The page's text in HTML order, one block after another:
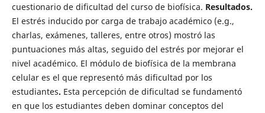
cuestionario de dificultad del curso de biofísica. Resultados.
El estrés inducido por carga de trabajo académico (e.g.,
charlas, exámenes, talleres, entre otros) mostró las
puntuaciones más altas, seguido del estrés por mejorar el
nivel académico. El módulo de biofísica de la membrana
celular es el que representó más dificultad por los
estudiantes. Esta percepción de dificultad se fundamentó
en que los estudiantes deben dominar conceptos del